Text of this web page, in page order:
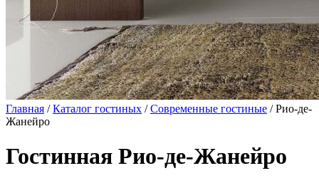
Главная /Каталог гостиных /Современные гостиные / Рио-де-
Жанейро
Гостинная Рио-де-Жанейро